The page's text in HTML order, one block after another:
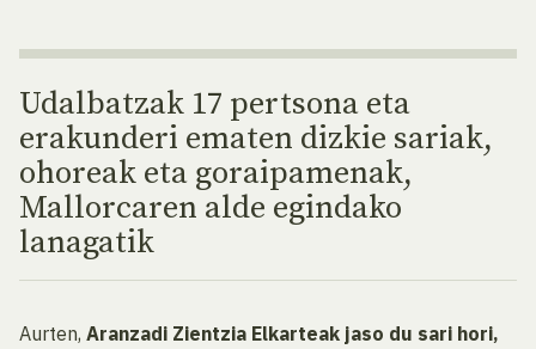
Udalbatzak 17 pertsona eta
erakunderi ematen dizkie sariak,
ohoreak eta goraipamenak,
Mallorcaren alde egindako
lanagatik
Aurten, Aranzadi Zientzia Elkarteak jaso du sari hori,